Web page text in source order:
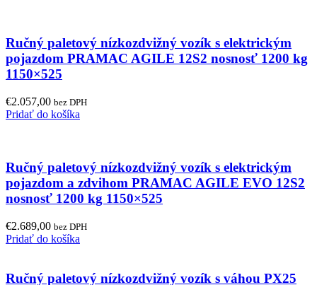
Ručný paletový nízkozdvižný vozík s elektrickým
pojazdom PRAMAC AGILE 12S2 nosnosť 1200 kg
1150×525
€2.057,00 bez DPH
Pridať do košíka
Ručný paletový nízkozdvižný vozík s elektrickým
pojazdom a zdvihom PRAMAC AGILE EVO 12S2
nosnosť 1200 kg 1150×525
€2.689,00 bez DPH
Pridať do košíka
Ručný paletový nízkozdvižný vozík s váhou PX25